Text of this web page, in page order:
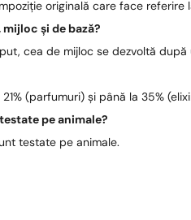
originală care face
și de bază?
cea de mijloc se dezvoltă
(parfumuri) și până la 35%
pe animale?
testate pe animale.